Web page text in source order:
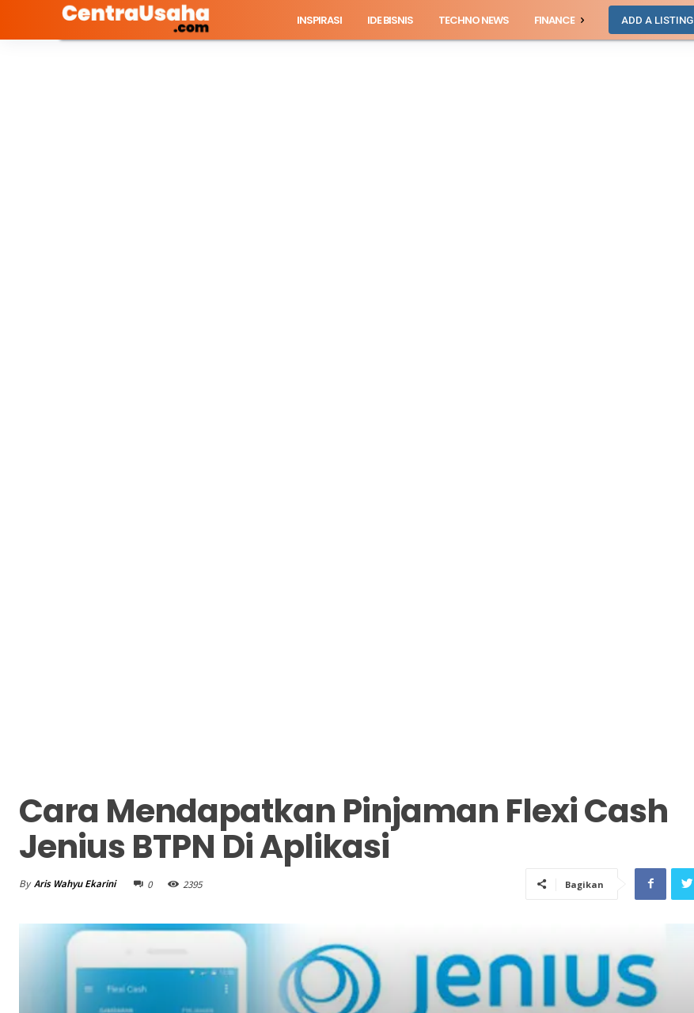
INSPIRASI IDE BISNIS TECHNO NEWS FINANCE ADD A LISTING
Cara Mendapatkan Pinjaman Flexi Cash
Jenius BTPN Di Aplikasi
By Aris Wahyu Ekarini 0 2395 Bagikan